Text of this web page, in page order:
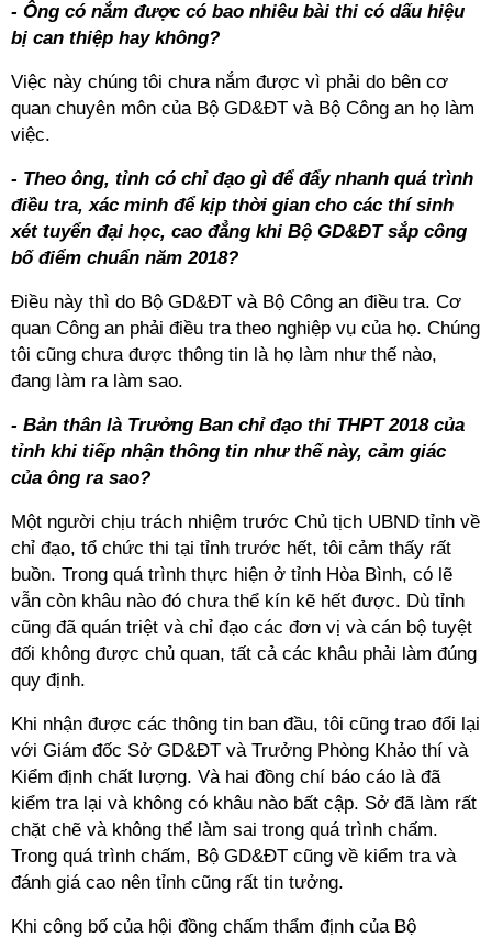
- Ông có nắm được có bao nhiêu bài thi có dấu hiệu
bị can thiệp hay không?
Việc này chúng tôi chưa nắm được vì phải do bên cơ
quan chuyên môn của Bộ GD&ĐT và Bộ Công an họ làm
việc.
- Theo ông, tỉnh có chỉ đạo gì để đẩy nhanh quá trình
điều tra, xác minh để kịp thời gian cho các thí sinh
xét tuyển đại học, cao đẳng khi Bộ GD&ĐT sắp công
bố điểm chuẩn năm 2018?
Điều này thì do Bộ GD&ĐT và Bộ Công an điều tra. Cơ
quan Công an phải điều tra theo nghiệp vụ của họ. Chúng
tôi cũng chưa được thông tin là họ làm như thế nào,
đang làm ra làm sao.
- Bản thân là Trưởng Ban chỉ đạo thi THPT 2018 của
tỉnh khi tiếp nhận thông tin như thế này, cảm giác
của ông ra sao?
Một người chịu trách nhiệm trước Chủ tịch UBND tỉnh về
chỉ đạo, tổ chức thi tại tỉnh trước hết, tôi cảm thấy rất
buồn. Trong quá trình thực hiện ở tỉnh Hòa Bình, có lẽ
vẫn còn khâu nào đó chưa thể kín kẽ hết được. Dù tỉnh
cũng đã quán triệt và chỉ đạo các đơn vị và cán bộ tuyệt
đối không được chủ quan, tất cả các khâu phải làm đúng
quy định.
Khi nhận được các thông tin ban đầu, tôi cũng trao đổi lại
với Giám đốc Sở GD&ĐT và Trưởng Phòng Khảo thí và
Kiểm định chất lượng. Và hai đồng chí báo cáo là đã
kiểm tra lại và không có khâu nào bất cập. Sở đã làm rất
chặt chẽ và không thể làm sai trong quá trình chấm.
Trong quá trình chấm, Bộ GD&ĐT cũng về kiểm tra và
đánh giá cao nên tỉnh cũng rất tin tưởng.
Khi công bố của hội đồng chấm thẩm định của Bộ